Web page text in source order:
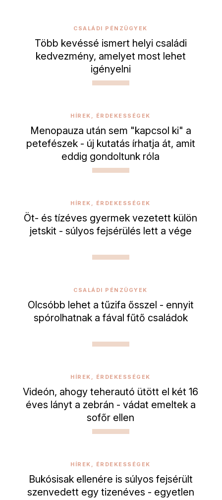
CSALÁDI PÉNZÜGYEK
Több kevéssé ismert helyi családi
kedvezmény, amelyet most lehet
igényelni
HÍREK, ÉRDEKESSÉGEK
Menopauza után sem "kapcsol ki" a
petefészek - új kutatás írhatja át, amit
eddig gondoltunk róla
HÍREK, ÉRDEKESSÉGEK
Öt- és tízéves gyermek vezetett külön
jetskit - súlyos fejsérülés lett a vége
CSALÁDI PÉNZÜGYEK
Olcsóbb lehet a tűzifa ősszel - ennyit
spórolhatnak a fával fűtő családok
HÍREK, ÉRDEKESSÉGEK
Videón, ahogy teherautó ütött el két 16
éves lányt a zebrán - vádat emeltek a
sofőr ellen
HÍREK, ÉRDEKESSÉGEK
Bukósisak ellenére is súlyos fejsérült
szenvedett egy tizenéves - egyetlen